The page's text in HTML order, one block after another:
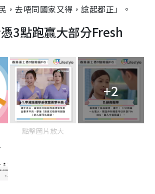
，去唔同國家又得，諗起都正」。
3點跑贏大部分Fresh
+2
點擊圖片放大